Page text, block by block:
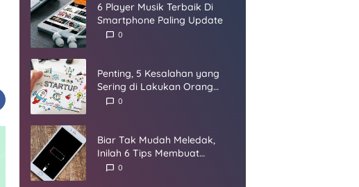
6 Player Musik Terbaik Di
Smartphone Paling Update
0
Penting, 5 Kesalahan yang
Sering di Lakukan Orang
Dalam Membangun Startup
0
Biar Tak Mudah Meledak,
Inilah 6 Tips Membuat
Baterai Smartphone Panjang
0